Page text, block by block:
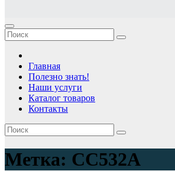
Главная
Полезно знать!
Наши услуги
Каталог товаров
Контакты
Метка: CC532A